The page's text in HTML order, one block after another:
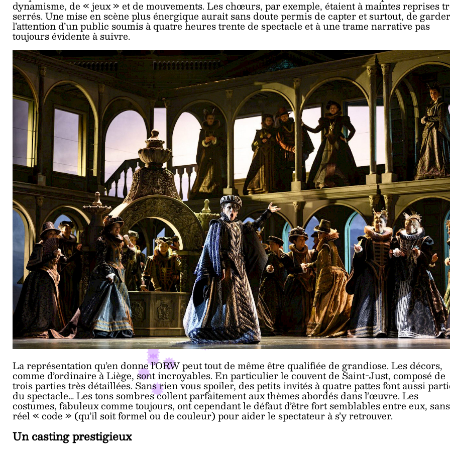
dynamisme, de « jeux » et de mouvements. Les chœurs, par exemple, étaient à maintes reprises
serrés. Une mise en scène plus énergique aurait sans doute permis de capter et surtout, de garder
l’attention d’un public soumis à quatre heures trente de spectacle et à une trame narrative pas
toujours évidente à suivre.
La représentation qu’en donne l’ORW peut tout de même être qualifiée de grandiose. Les décors,
comme d’ordinaire à Liège, sont incroyables. En particulier le couvent de Saint-Just, composé de
trois parties très détaillées. Sans rien vous spoiler, des petits invités à quatre pattes font aussi
du spectacle… Les tons sombres collent parfaitement aux thèmes abordés dans l’œuvre. Les
costumes, fabuleux comme toujours, ont cependant le défaut d’être fort semblables entre eux, sans
réel « code » (qu’il soit formel ou de couleur) pour aider le spectateur à s’y retrouver.
Un casting prestigieux